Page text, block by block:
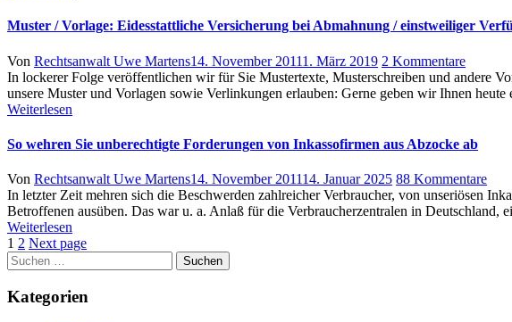
Muster / Vorlage: Eidesstattliche Versicherung bei Abmahnung / einstweiliger
Author
Von Rechtsanwalt Uwe MartensPosted
on
14. November 20111. März 2019 2 Kommentarezu
Muster
/
/
In lockerer Folge veröffentlichen wir für Sie Mustertexte, Musterschreiben und andere
unsere Muster und Vorlagen sowie Verlinkungen erlauben: Gerne geben wir Ihnen
Weiterlesen
So wehren Sie unberechtigte Forderungen von Inkassofirmen aus Abzocke ab
Author
Von Rechtsanwalt Uwe MartensPosted
on
14. November 201114. Januar 2025 88 Kommentarezu
So
In letzter Zeit mehren sich die Beschwerden zahlreicher Verbraucher, von unseriösen
Betroffenen ausüben. Das war u. a. Anlaß für die Verbraucherzentralen in
Weiterlesen
1 2 Next page
Suchen
nach:
Kategorien